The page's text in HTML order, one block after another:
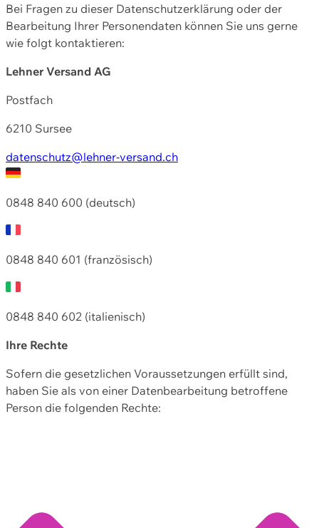
Bei Fragen zu dieser Datenschutzerklärung oder der
Bearbeitung Ihrer Personendaten können Sie uns gerne
wie folgt kontaktieren:
Lehner Versand AG
Postfach
6210 Sursee
datenschutz@lehner-versand.ch
0848 840 600 (deutsch)
0848 840 601 (französisch)
0848 840 602 (italienisch)
Ihre Rechte
Sofern die gesetzlichen Voraussetzungen erfüllt sind,
haben Sie als von einer Datenbearbeitung betroffene
Person die folgenden Rechte: